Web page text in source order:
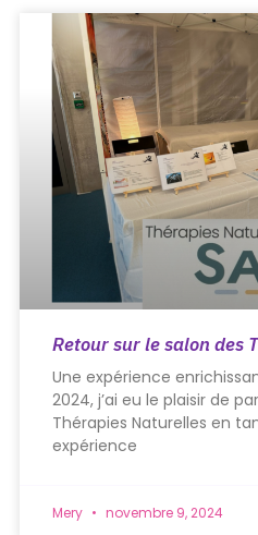
Retour sur le salon des
Une expérience
2024, j’ai eu le plaisir de
Thérapies Naturelles en
expérience
Mery novembre 9, 2024